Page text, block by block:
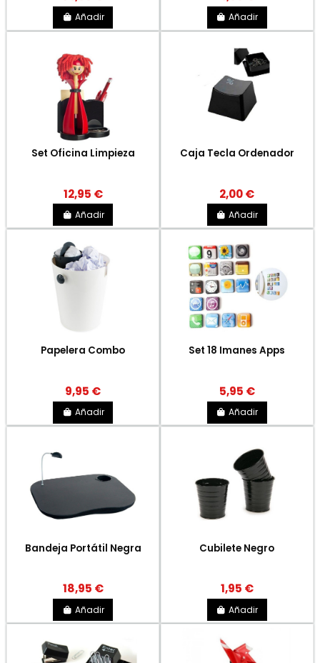
Añadir Añadir
Set Oficina Limpieza
12,95 €
Añadir
Caja Tecla Ordenador
2,00 €
Añadir
Papelera Combo
9,95 €
Añadir
Set 18 Imanes Apps
5,95 €
Añadir
Bandeja Portátil Negra
18,95 €
Añadir
Cubilete Negro
1,95 €
Añadir